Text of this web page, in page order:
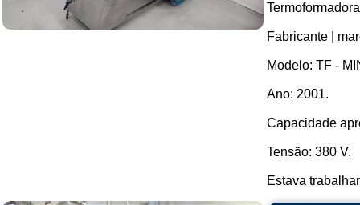
Fabricante |
Modelo: TF -
Ano: 2001.
Capacidade
Tensão: 380 V.
Estava